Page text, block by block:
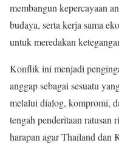
membangun kepercayaan
budaya, serta kerja sama
untuk meredakan
Konflik ini menjadi
anggap sebagai sesuatu
melalui dialog, kompromi,
tengah penderitaan ratusan
harapan agar Thailand dan